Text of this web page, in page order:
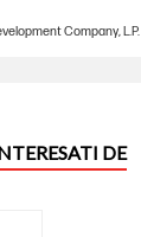
Company, L.P.
DE